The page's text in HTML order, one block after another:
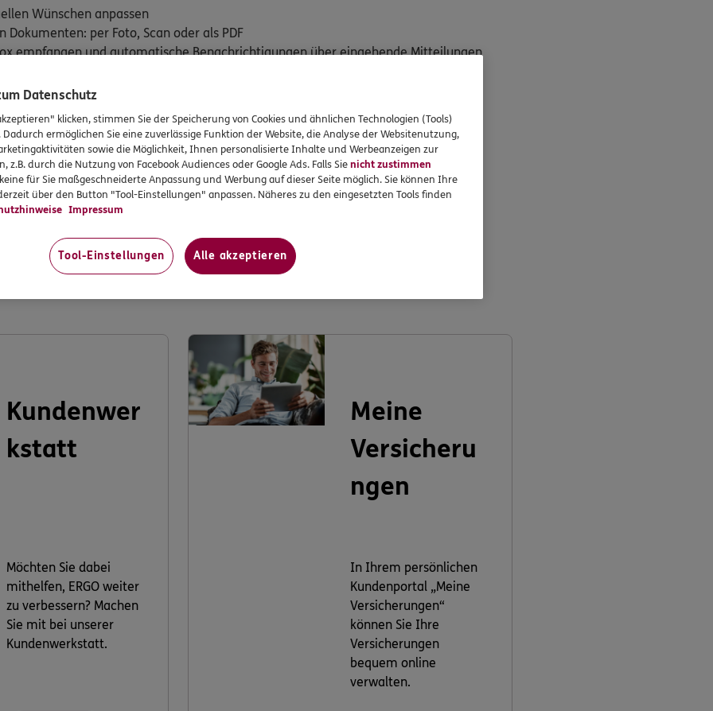
Wünschen anpassen
Dokumenten: per Foto, Scan oder als PDF
empfangen und automatische Benachrichtigungen über eingehende Mitteilungen
versicherten Leistungen im Blick behalten mit "Mein Vertrag"
iTunes App Store (iOS) oder Google Play Store (Android) herunter!
könnte Sie auch interessieren:
Kundenwer
kstatt
Möchten Sie dabei
mithelfen, ERGO weiter
zu verbessern? Machen
Sie mit bei unserer
Kundenwerkstatt.
Meine
Versicheru
ngen
In Ihrem persönlichen
Kundenportal „Meine
Versicherungen“
können Sie Ihre
Versicherungen
bequem online
verwalten.
Datenschutz
klicken, stimmen Sie der Speicherung von Cookies und ähnlichen Technologien (Tools)
ermöglichen Sie eine zuverlässige Funktion der Website, die Analyse der Websitenutzung,
sowie die Möglichkeit, Ihnen personalisierte Inhalte und Werbeanzeigen zur
z.B. durch die Nutzung von Facebook Audiences oder Google Ads. Falls Sienicht zustimmen
für Sie maßgeschneiderte Anpassung und Werbung auf dieser Seite möglich. Sie können Ihre
über den Button "Tool-Einstellungen" anpassen. Näheres zu den eingesetzten Tools finden
Impressum
Tool-Einstellungen Alle akzeptieren